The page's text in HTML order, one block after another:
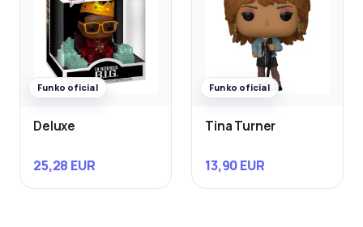
Funko oficial
Deluxe
25,28 EUR
Funko oficial
Tina Turner
13,90 EUR